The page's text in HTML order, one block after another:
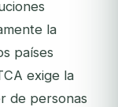
la
países
exige la
de personas